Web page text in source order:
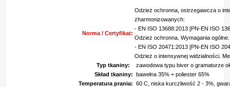
Norma / Certyfikat:
Odzież ochronna, ostrzegawcza o
zharmonizowanych:
- EN ISO 13688:2013 [PN-EN ISO
Odzież ochronna. Wymagania ogólne.
- EN ISO 20471:2013 [PN-EN ISO
Odzież o intensywnej widzialności.
Typ tkaniny:
zawodowa typu biver o gramaturze
Skład tkaniny: bawełna 35% + poliester 65%
Temperatura prania: 60 C, niska kurczliwość 2 - 3%,